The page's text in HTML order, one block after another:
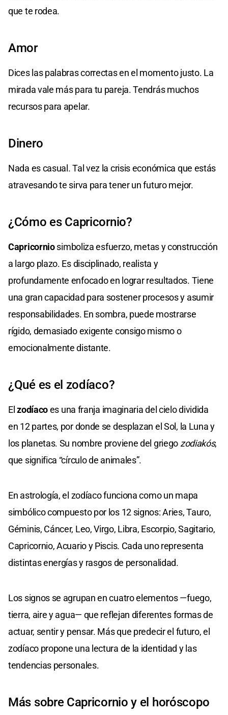
que te rodea.
Amor
Dices las palabras correctas en el momento justo. La
mirada vale más para tu pareja. Tendrás muchos
recursos para apelar.
Dinero
Nada es casual. Tal vez la crisis económica que estás
atravesando te sirva para tener un futuro mejor.
¿Cómo es Capricornio?
Capricorniosimboliza esfuerzo, metas y construcción
a largo plazo. Es disciplinado, realista y
profundamente enfocado en lograr resultados. Tiene
una gran capacidad para sostener procesos y asumir
responsabilidades. En sombra, puede mostrarse
rígido, demasiado exigente consigo mismo o
emocionalmente distante.
¿Qué es el zodíaco?
Elzodíacoes una franja imaginaria del cielo dividida
en 12 partes, por donde se desplazan el Sol, la Luna y
los planetas. Su nombre proviene del griego zodiakós,
que significa “círculo de animales”.
En astrología, el zodíaco funciona como un mapa
simbólico compuesto por los 12 signos: Aries, Tauro,
Géminis, Cáncer, Leo, Virgo, Libra, Escorpio, Sagitario,
Capricornio, Acuario y Piscis. Cada uno representa
distintas energías y rasgos de personalidad.
Los signos se agrupan en cuatro elementos —fuego,
tierra, aire y agua— que reflejan diferentes formas de
actuar, sentir y pensar. Más que predecir el futuro, el
zodíaco propone una lectura de la identidad y las
tendencias personales.
Más sobre Capricornio y el horóscopo